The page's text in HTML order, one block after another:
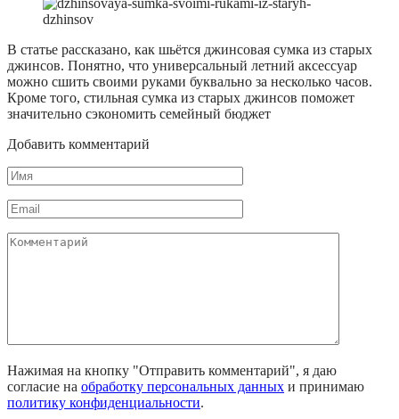
В статье рассказано, как шьётся джинсовая сумка из старых
джинсов. Понятно, что универсальный летний аксессуар
можно сшить своими руками буквально за несколько часов.
Кроме того, стильная сумка из старых джинсов поможет
значительно сэкономить семейный бюджет
Добавить комментарий
Имя
*
Email
*
Комментарий
Нажимая на кнопку "Отправить комментарий", я даю
согласие на обработку персональных данных и принимаю
политику конфиденциальности.